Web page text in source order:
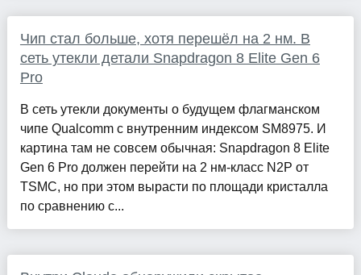
Чип стал больше, хотя перешёл на 2 нм. В
сеть утекли детали Snapdragon 8 Elite Gen 6
Pro
В сеть утекли документы о будущем флагманском
чипе Qualcomm с внутренним индексом SM8975. И
картина там не совсем обычная: Snapdragon 8 Elite
Gen 6 Pro должен перейти на 2 нм-класс N2P от
TSMC, но при этом вырасти по площади кристалла
по сравнению с...